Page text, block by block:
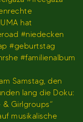
hat
#niedecken
#geburtstag
#familienalbum
Samstag, den
lang die Doku:
& Girlgroups“
musikalische